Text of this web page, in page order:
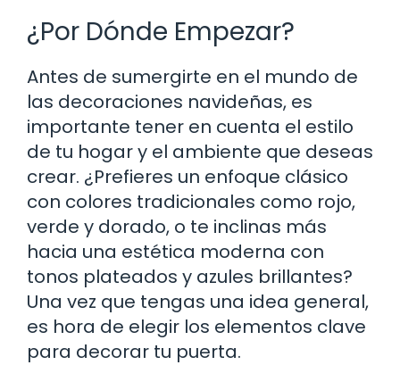
¿Por Dónde Empezar?
Antes de sumergirte en el mundo de
las decoraciones navideñas, es
importante tener en cuenta el estilo
de tu hogar y el ambiente que deseas
crear. ¿Prefieres un enfoque clásico
con colores tradicionales como rojo,
verde y dorado, o te inclinas más
hacia una estética moderna con
tonos plateados y azules brillantes?
Una vez que tengas una idea general,
es hora de elegir los elementos clave
para decorar tu puerta.